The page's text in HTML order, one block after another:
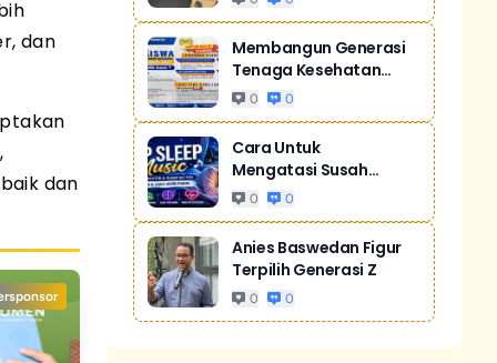
dan
dan
Membangun Generasi
Tenaga Kesehatan
Unggul Dan Men...
0 0
Cara Untuk
Mengatasi Susah
Tidur Akibat Stres
0 0
Anies Baswedan Figur
Terpilih Generasi Z
0 0